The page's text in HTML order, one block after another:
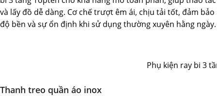
và lấy đồ dễ dàng. Cơ chế trượt êm ái, chịu tải tốt, đảm bảo
độ bền và sự ổn định khi sử dụng thường xuyên hằng ngày.
Phụ kiện ray bi 3
Thanh treo quần áo inox